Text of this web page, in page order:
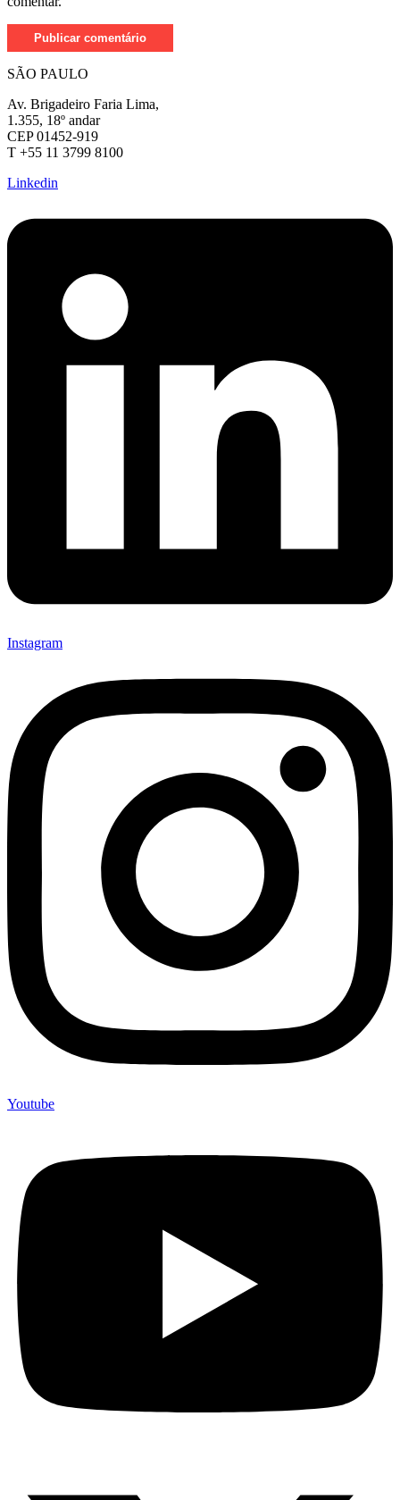
SÃO PAULO
Av. Brigadeiro Faria Lima,
1.355, 18º andar
CEP 01452-919
T +55 11 3799 8100
Linkedin
Instagram
Youtube